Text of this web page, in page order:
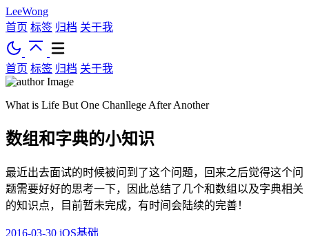
LeeWong
首页 标签 归档 关于我
首页 标签 归档 关于我
What is Life But One Chanllege After Another
数组和字典的小知识
最近出去面试的时候被问到了这个问题，回来之后觉得这个问
题需要好好的思考一下，因此总结了几个和数组以及字典相关
的知识点，目前暂未完成，有时间会陆续的完善！
2016-03-30 iOS基础